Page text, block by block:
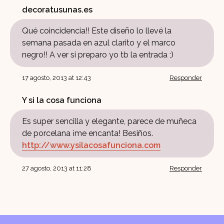
decoratusunas.es
Qué coincidencia!! Este diseño lo llevé la
semana pasada en azul clarito y el marco
negro!! A ver si preparo yo tb la entrada ;)
17 agosto, 2013 at 12:43 Responder
Y si la cosa funciona
Es super sencilla y elegante, parece de muñeca
de porcelana ¡me encanta! Besiños.
http://www.ysilacosafunciona.com
27 agosto, 2013 at 11:28 Responder